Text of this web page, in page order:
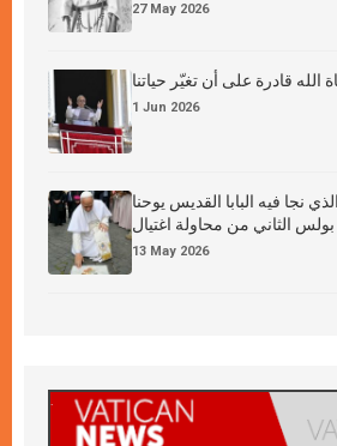
27 May 2026
الله قادرة على أن تغيّر حياتنا
1 Jun 2026
نجا فيه البابا القديس يوحنا
بولس الثاني من محاولة اغتيال
13 May 2026